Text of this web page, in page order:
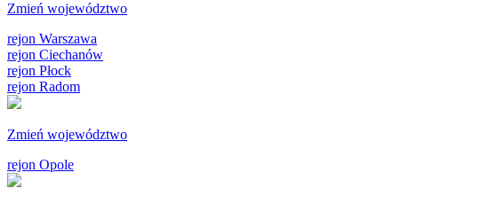
Zmień województwo
rejon Warszawa
rejon Ciechanów
rejon Płock
rejon Radom
Zmień województwo
rejon Opole